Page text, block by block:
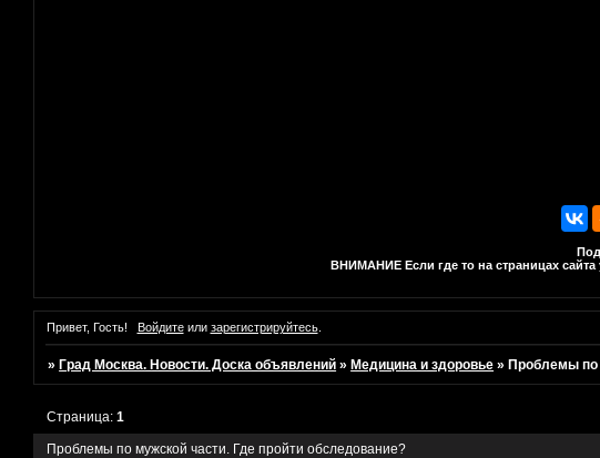
ВНИМАНИЕ Если где то на страницах сайта
Привет, Гость! Войдитеили зарегистрируйтесь.
» Град Москва. Новости. Доска объявлений » Медицина и здоровье » Проблемы по
Проблемы по мужской части. Где пройти обследование?
Страница:1